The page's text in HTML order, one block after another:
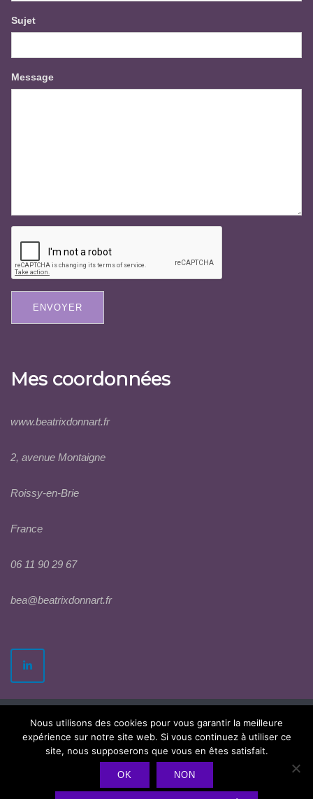
Sujet
Message
ENVOYER
Mes coordonnées
www.beatrixdonnart.fr
2, avenue Montaigne
Roissy-en-Brie
France
06 11 90 29 67
bea@beatrixdonnart.fr
2026 © Béatrix Donnart Politique de confidentialité Theme by
Nous utilisons des cookies pour vous garantir la meilleure
expérience sur notre site web. Si vous continuez à utiliser ce
site, nous supposerons que vous en êtes satisfait.
OK NON